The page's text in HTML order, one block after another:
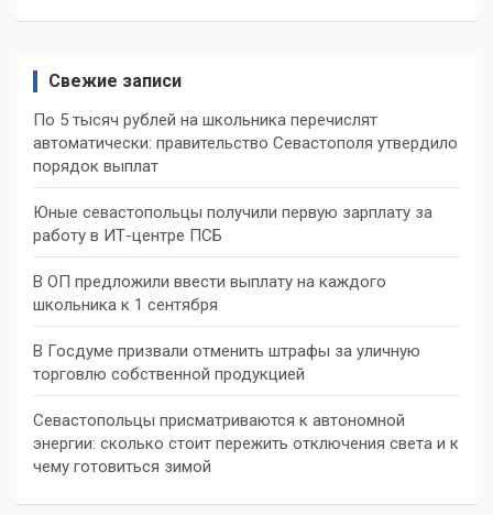
Свежие записи
По 5 тысяч рублей на школьника перечислят
автоматически: правительство Севастополя утвердило
порядок выплат
Юные севастопольцы получили первую зарплату за
работу в ИТ-центре ПСБ
В ОП предложили ввести выплату на каждого
школьника к 1 сентября
В Госдуме призвали отменить штрафы за уличную
торговлю собственной продукцией
Севастопольцы присматриваются к автономной
энергии: сколько стоит пережить отключения света и к
чему готовиться зимой